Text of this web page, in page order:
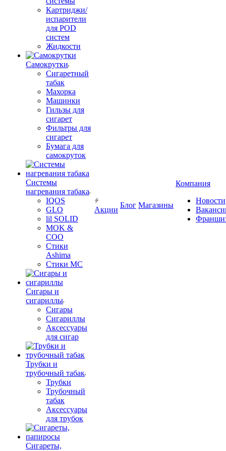
Картриджи/
испарители
для POD
систем
Жидкости
Самокрутки
Сигаретный
табак
Махорка
Машинки
Гильзы для
сигарет
Фильтры для
сигарет
Бумага для
самокруток
Системы
нагревания табака
IQOS
GLO
lil SOLID
MOK &
COO
Стики
Ashima
Стики MC
Сигары и
сигариллы
Сигары
Сигариллы
Аксессуары
для сигар
Трубки и
трубочный табак
Трубки
Трубочный
табак
Аксессуары
для трубок
Сигареты,
Акции
Блог Магазины
Компания
Новости